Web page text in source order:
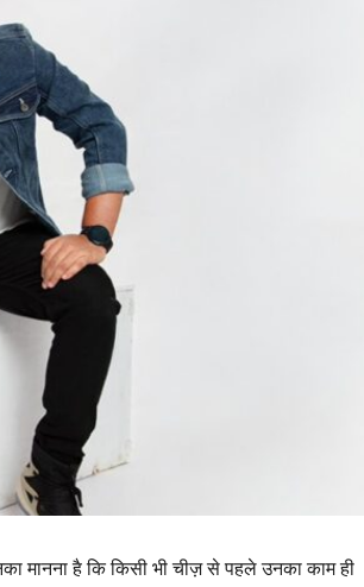
मानना ​​है कि किसी भी चीज़ से पहले उनका काम ही